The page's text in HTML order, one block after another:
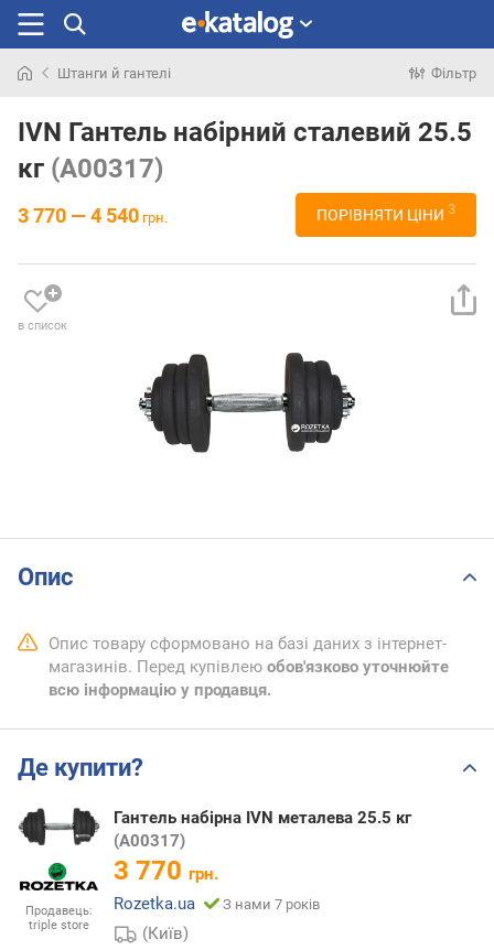
раніше
Штанги й гантелі Фільтр
IVN Гантель набірний сталевий 25.5
кг (A00317)
3 770 — 4 540 грн. ПОРІВНЯТИ ЦІНИ 3
в список
Опис
Опис товару сформовано на базі даних з інтернет-
магазинів. Перед купівлею обов'язково уточнюйте
всю інформацію у продавця.
Де купити?
Продавець:
triple store
Гантель набірна IVN металева 25.5 кг
(A00317)
3 770 грн.
Rozetka.ua
З нами 7 років
(Київ)